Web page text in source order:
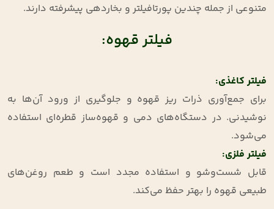
متنوعی از جمله چندین پورتافیلتر و بخاردهی پیشرفته دارند.
فیلتر قهوه:
فیلتر کاغذی:
برای جمع‌آوری ذرات ریز قهوه و جلوگیری از ورود آن‌ها به
نوشیدنی. در دستگاه‌های دمی و قهوه‌ساز قطره‌ای استفاده
می‌شود.
فیلتر فلزی:
قابل شست‌وشو و استفاده مجدد است و طعم روغن‌های
طبیعی قهوه را بهتر حفظ می‌کند.